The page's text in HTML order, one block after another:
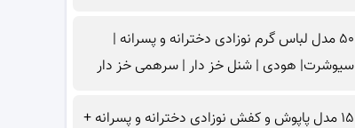
۵۰ مدل لباس گرم نوزادی دخترانه و پسرانه |
سیوشرت| هودی | شنل خز دار | سرهمی خز دار
۱۵ مدل پاپوش و کفش نوزادی دخترانه و پسرانه +